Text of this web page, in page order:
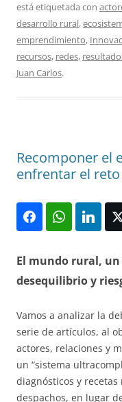
está etiquetada con
desarrollo rural,
emprendimiento,
recursos, redes,
Juan Carlos.
Recomponer el
enfrentar el
El mundo rural,
desequilibrio y
Vamos a analizar la
serie de artículos, al
actores, relaciones y
un “sistema
diagnósticos y
despachos, en lugar